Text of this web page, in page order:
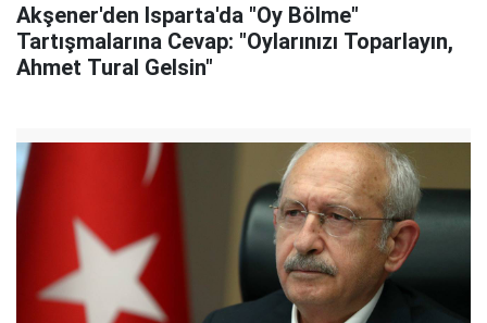
Akşener'den Isparta'da "Oy Bölme"
Tartışmalarına Cevap: "Oylarınızı Toparlayın,
Ahmet Tural Gelsin"